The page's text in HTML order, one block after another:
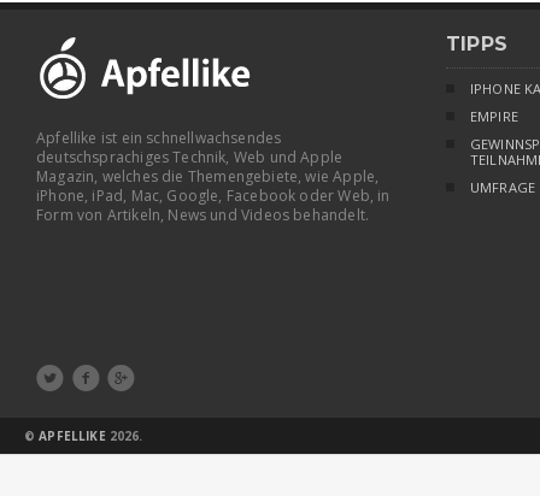
Apfellike ist ein schnellwachsendes
deutschsprachiges Technik, Web und Apple
Magazin, welches die Themengebiete, wie Apple,
iPhone, iPad, Mac, Google, Facebook oder Web, in
Form von Artikeln, News und Videos behandelt.
  
TIPPS
IPHONE
EMPIRE
UMFRAGE
©APFELLIKE 2026.